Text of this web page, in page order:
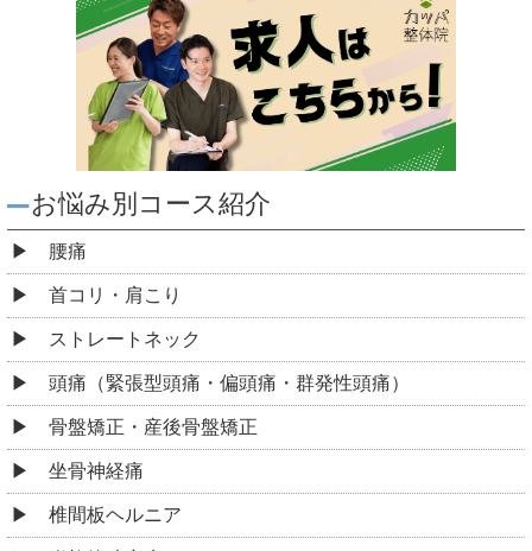
お悩み別コース紹介
腰痛
首コリ・肩こり
ストレートネック
頭痛（緊張型頭痛・偏頭痛・群発性頭痛）
骨盤矯正・産後骨盤矯正
坐骨神経痛
椎間板ヘルニア